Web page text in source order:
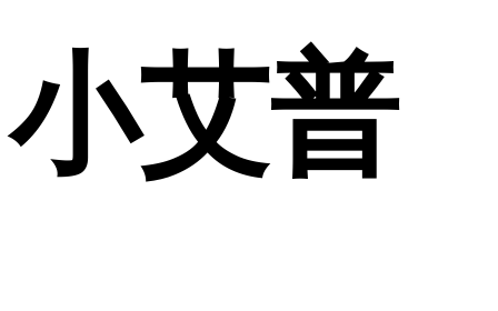
小艾普